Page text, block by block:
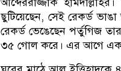
ছুটিয়েছেন, সেই রেকর্ড
রেকর্ড ভেঙেছেন পর্তুগিজ
৩৫ গোল করে। এর আগে এক